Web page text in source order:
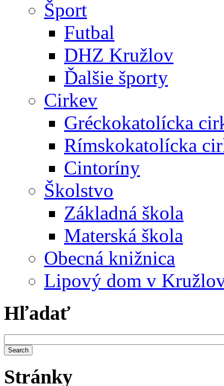
Šport
Futbal
DHZ Kružlov
Ďalšie športy
Cirkev
Gréckokatolícka
Rímskokatolícka
Cintoríny
Školstvo
Základná škola
Materská škola
Obecná knižnica
Lipový dom v
Hľadať
Stránky